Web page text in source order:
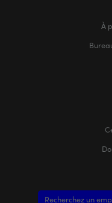
À
Recherchez un